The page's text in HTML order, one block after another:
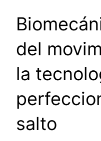
del
la
salto